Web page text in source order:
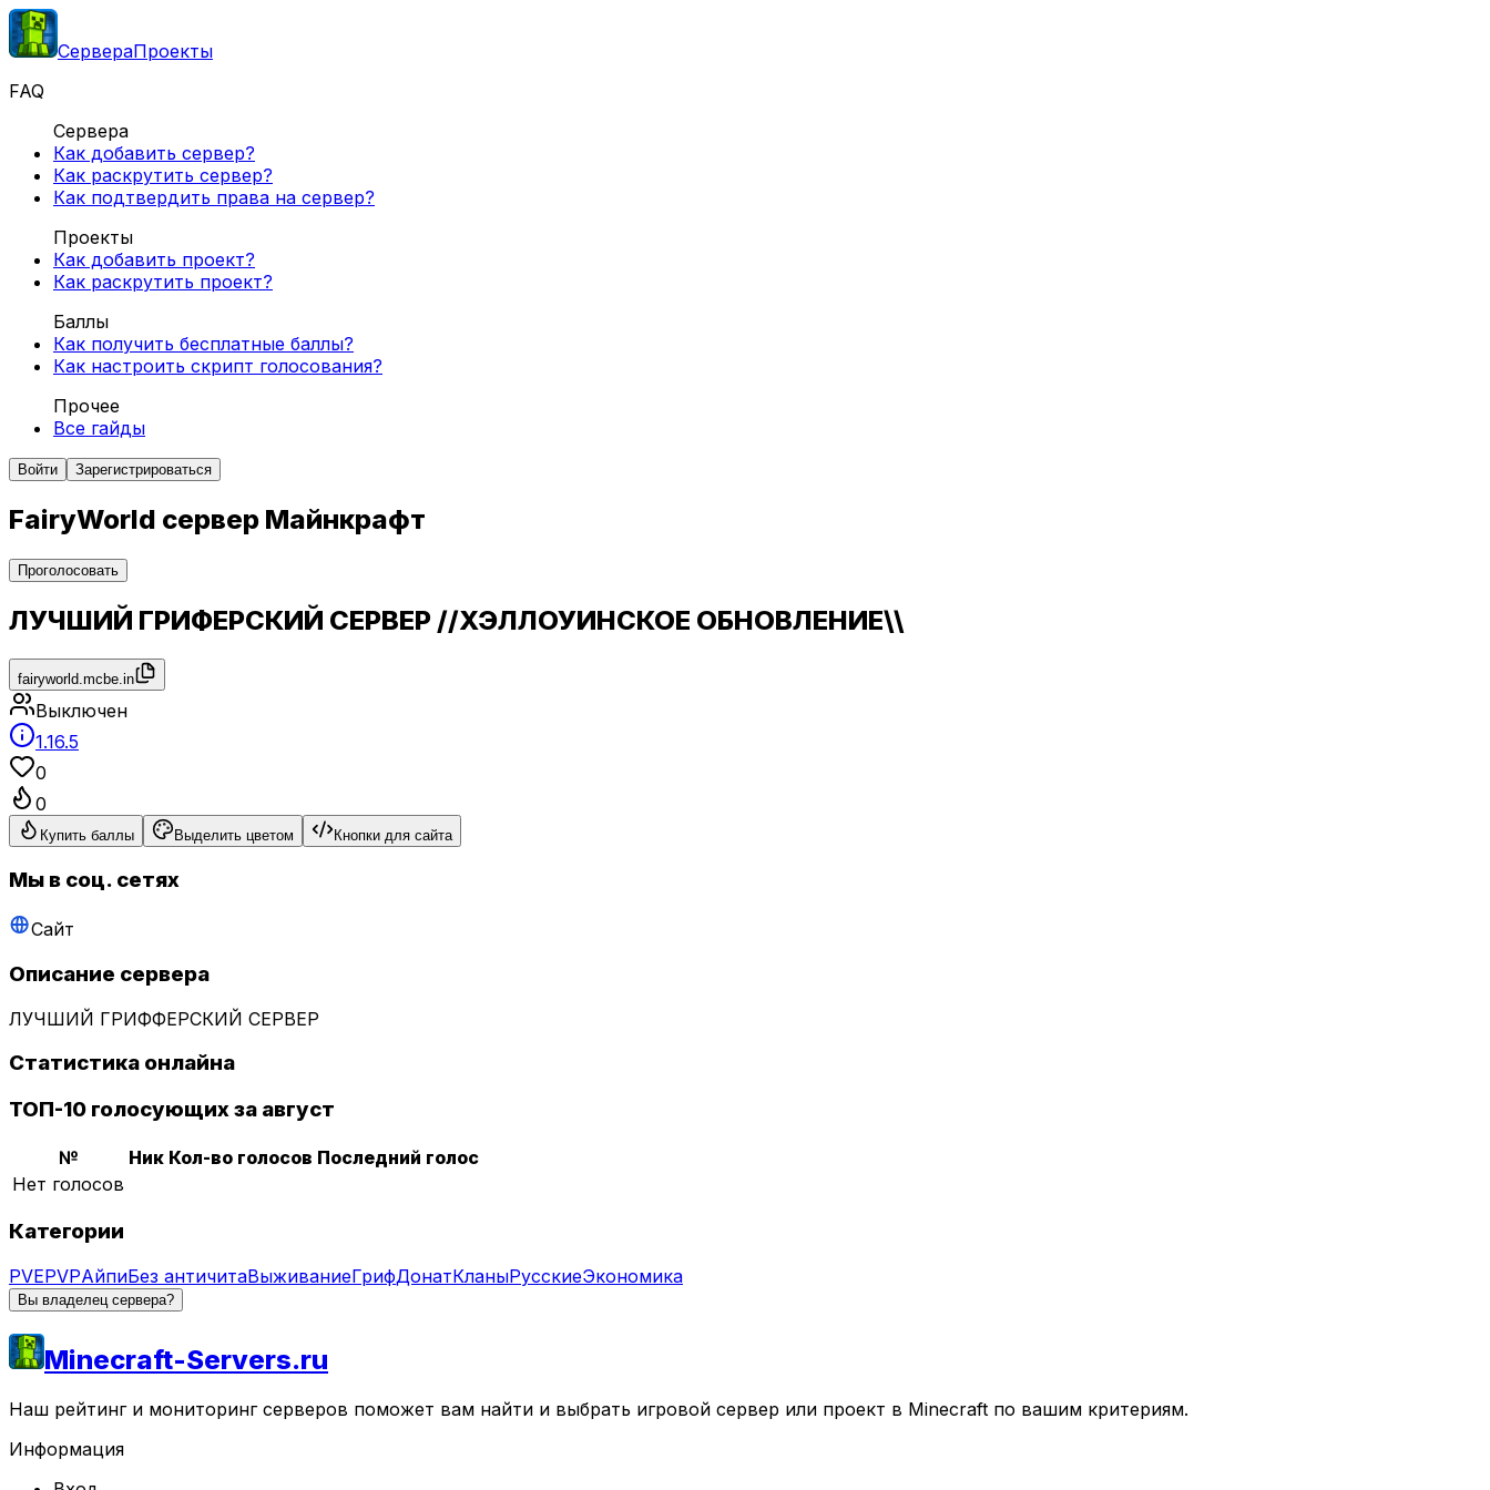
СервераПроекты
FAQ
Сервера
Как добавить сервер?
Как раскрутить сервер?
Как подтвердить права на сервер?
Проекты
Как добавить проект?
Как раскрутить проект?
Баллы
Как получить бесплатные баллы?
Как настроить скрипт голосования?
Прочее
Все гайды
Войти Зарегистрироваться
FairyWorld сервер Майнкрафт
Проголосовать
ЛУЧШИЙ ГРИФЕРСКИЙ СЕРВЕР //ХЭЛЛОУИНСКОЕ ОБНОВЛЕНИЕ\\
fairyworld.mcbe.in
Выключен
1.16.5
0
0
Купить баллы Выделить цветом Кнопки для сайта
Мы в соц. сетях
Сайт
Описание сервера
ЛУЧШИЙ ГРИФФЕРСКИЙ СЕРВЕР
Статистика онлайна
ТОП-10 голосующих за август
№ Ник Кол-во голосов Последний голос
Нет голосов
Категории
PVEPVPАйпиБез античитаВыживаниеГрифДонатКланыРусскиеЭкономика
Вы владелец сервера?
Minecraft-Servers.ru
Наш рейтинг и мониторинг серверов поможет вам найти и выбрать игровой сервер или проект в Minecraft по вашим критериям.
Информация